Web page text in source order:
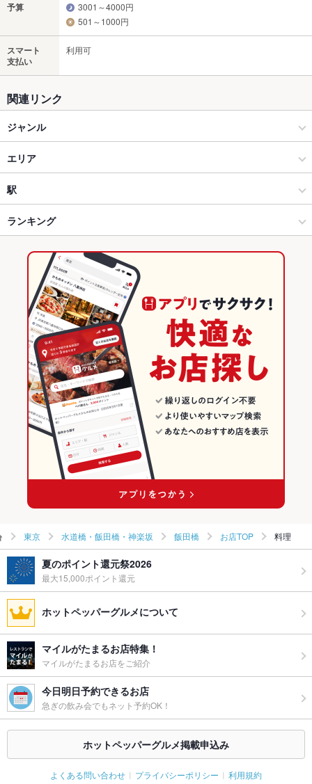
予算
3001～4000円
501～1000円
スマート
支払い
利用可
関連リンク
ジャンル
中華
中華全般
水道橋・飯田橋・神楽坂 × 中華
水道橋・飯田橋・神楽坂 × 中華全般
飯田橋駅 × 中華
飯田橋駅 × 中華全般
居酒屋
洋・和洋・各国料理・その他
水道橋・飯田橋・神楽坂 × 居酒屋
水道橋・飯田橋・神楽坂 × 洋・和洋・各国料理・その他
飯田橋駅 × 居酒屋
飯田橋駅 × 洋・和洋・各国料理・その他
エリア
飯田橋
飯田橋 × 中華
飯田橋 × 中華全般
飯田橋 × 居酒屋
飯田橋 × 洋・和洋・各国料理・その他
東京 × 中華
東京 × 中華全般
東京 × 居酒屋
東京 × 洋・和洋・各国料理・その他
駅
飯田橋駅
水道橋駅
ランキング
東京のグルメランキング
東京の中華ランキング
東京の中華全般ランキング
水道橋・飯田橋・神楽坂のグルメランキング
水道橋・飯田橋・神楽坂の中華ランキング
水道橋・飯田橋・神楽坂の中華全般ランキング
飯田橋のグルメランキング
飯田橋の中華ランキング
飯田橋の中華全般ランキング
東京 水道橋・飯田橋・神楽坂 飯田橋 お店TOP 料理
夏のポイント還元祭2026
最大15,000ポイント還元
ホットペッパーグルメについて
マイルがたまるお店特集！
マイルがたまるお店をご紹介
今日明日予約できるお店
急ぎの飲み会でもネット予約OK！
ホットペッパーグルメ掲載申込み
よくある問い合わせ プライバシーポリシー 利用規約